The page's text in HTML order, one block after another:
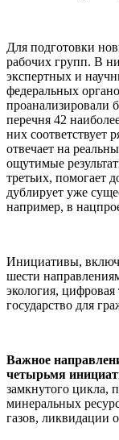
Для подготовки
рабочих групп. В
экспертных и
федеральных
проанализировали
перечня 42
них соответствует
отвечает на
ощутимые
третьих, помогает
дублирует уже
например, в
Инициативы,
шести
экология,
государство для
Важное
четырьмя
замкнутого цикла,
минеральных
газов, ликвидации